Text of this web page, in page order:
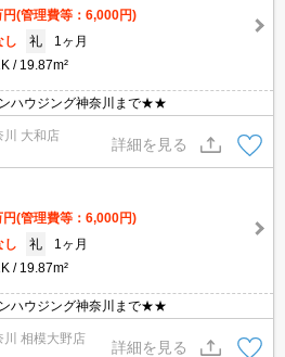
円(管理費等：6,000円)
し 礼
1ヶ月
19.87m²
ハウジング神奈川まで★★
川 大和店
詳細を見る
円(管理費等：6,000円)
し 礼
1ヶ月
19.87m²
ハウジング神奈川まで★★
川 相模大野店
詳細を見る